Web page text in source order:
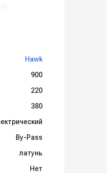
Hawk
900
220
380
By-Pass
латунь
Нет